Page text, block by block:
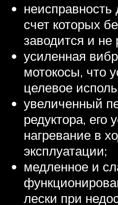
неисправность
счет которых
заводится и не
усиленная
мотокосы, что
целевое
увеличенный
редуктора, его
нагревание в
эксплуатации;
медленное и
лески при